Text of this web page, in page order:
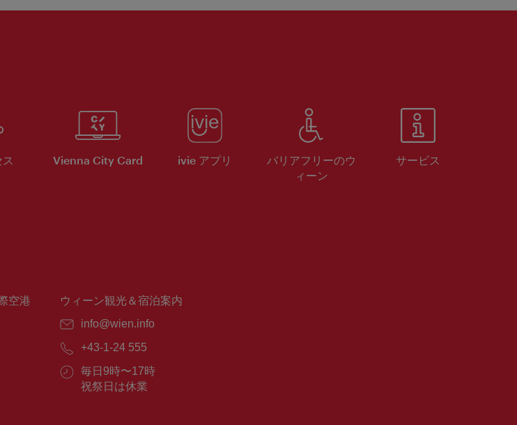
Vienna City Card ivie アプリ
バリアフリーのウ
ィーン
サービス
空港
ウィーン観光＆宿泊案内
E
ー
ル：
info@wien.info
電
番
号：
+43-1-24 555
営
業
毎日9時〜17時
祝祭日は休業